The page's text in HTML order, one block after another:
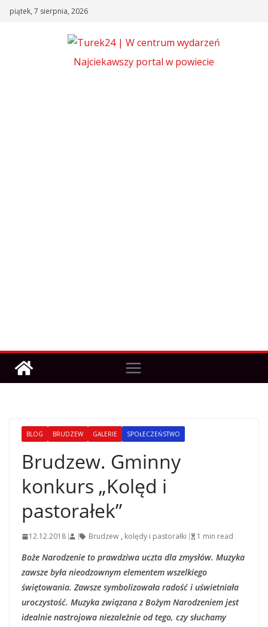
Skippiątek, 7 sierpnia, 2026
Najciekawszy portal w powiecie
BLOG BRUDZEW GALERIE SPOŁECZEŃSTWO
Brudzew. Gminny
konkurs „Kolęd i
pastorałek”
12.12.2018 Brudzew , kolędy i pastorałki 1 min read
Boże Narodzenie to prawdziwa uczta dla zmysłów. Muzyka
zawsze była nieodzownym elementem wszelkiego
świętowania. Zawsze symbolizowała radość i uświetniała
uroczystość. Muzyka związana z Bożym Narodzeniem jest
idealnie nastrojowa niezależnie od tego, czy słuchamy